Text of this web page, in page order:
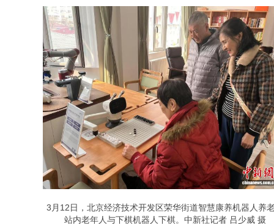
3月12日，北京经济技术开发区荣华街道智慧康养机器人养
站内老年人与下棋机器人下棋。中新社记者 吕少威 摄